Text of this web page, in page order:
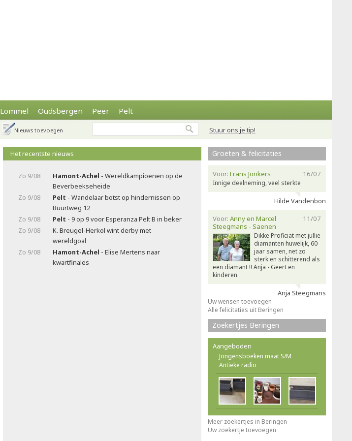
Lommel Oudsbergen Peer Pelt
Stuur ons je tip!
Nieuws toevoegen
Het recentste nieuws
Zo 9/08 Hamont-Achel - Wereldkampioenen op de
Beverbeekseheide
Zo 9/08
Pelt - Wandelaar botst op hindernissen op
Buurtweg 12
Zo 9/08
Pelt - 9 op 9 voor Esperanza Pelt B in beker
Zo 9/08
K. Breugel-Herkol wint derby met
wereldgoal
Zo 9/08
Hamont-Achel - Elise Mertens naar
kwartfinales
Groeten & felicitaties
16/07
Voor: Frans Jonkers
Innige deelneming, veel sterkte
Hilde Vandenbon
11/07
Voor: Anny en Marcel
Steegmans - Saenen
Dikke Proficiat met jullie
diamanten huwelijk, 60
jaar samen, net zo
sterk en schitterend als
een diamant !! Anja - Geert en
kinderen.
Anja Steegmans
Uw wensen toevoegen
Alle felicitaties uit Beringen
Zoekertjes Beringen
Aangeboden
Jongensboeken maat S/M
Antieke radio
Meer zoekertjes in Beringen
Uw zoekertje toevoegen